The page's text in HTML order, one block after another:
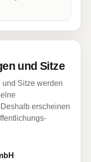
und Sitze
Sitze werden
erscheinen